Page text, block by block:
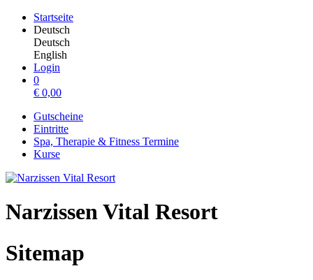
Startseite
Deutsch
Deutsch
English
Login
0
€ 0,00
Gutscheine
Eintritte
Spa, Therapie & Fitness Termine
Kurse
Narzissen Vital Resort
Sitemap